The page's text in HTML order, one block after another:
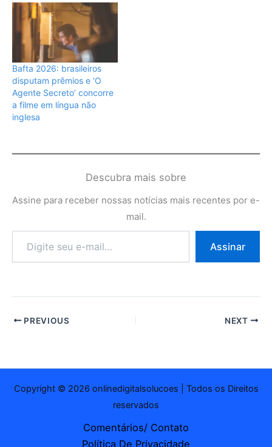
Bafta 2026: brasileiros
disputam prêmios e ‘O
Agente Secreto’ concorre
a filme em língua não
inglesa
Descubra mais sobre
Assine para receber nossas notícias mais recentes por e-
mail.
e-
Assinar
PREVIOUS NEXT
Copyright © 2026 onlinedigitalsolucoes | Todos os Direitos
reservados
Comentários/ Contato
Política De Privacidade